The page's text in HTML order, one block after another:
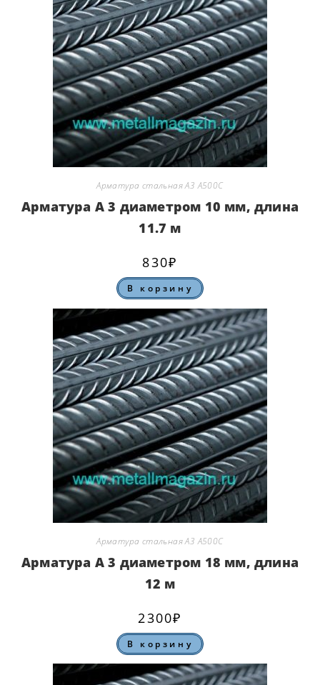
Арматура стальная А3 А500С
Арматура А 3 диаметром 10 мм, длина
11.7 м
830₽
В корзину
Арматура стальная А3 А500С
Арматура А 3 диаметром 18 мм, длина
12 м
2300₽
В корзину